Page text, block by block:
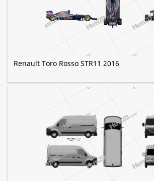
Renault Toro Rosso STR11 2016